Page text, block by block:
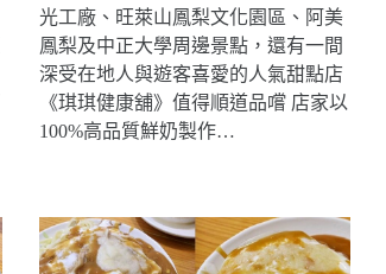
光工廠、旺萊山鳳梨文化園區、阿美
鳳梨及中正大學周邊景點，還有一間
深受在地人與遊客喜愛的人氣甜點店
《琪琪健康舖》值得順道品嚐 店家以
100%高品質鮮奶製作…